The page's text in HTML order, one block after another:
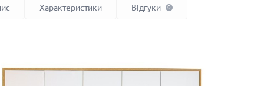
Характеристики Відгуки 0